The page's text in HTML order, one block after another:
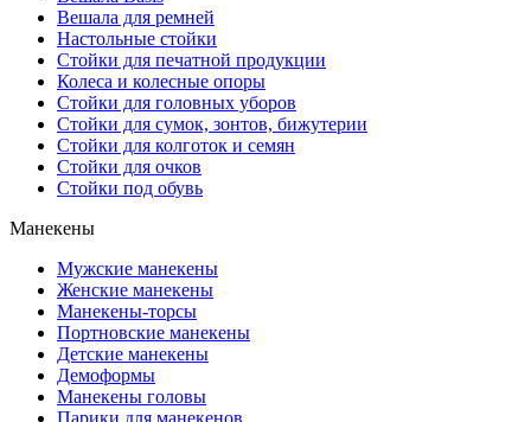
Вешала для ремней
Настольные стойки
Стойки для печатной продукции
Колеса и колесные опоры
Стойки для головных уборов
Стойки для сумок, зонтов, бижутерии
Стойки для колготок и семян
Стойки для очков
Стойки под обувь
Манекены
Мужские манекены
Женские манекены
Манекены-торсы
Портновские манекены
Детские манекены
Демоформы
Манекены головы
Парики для манекенов